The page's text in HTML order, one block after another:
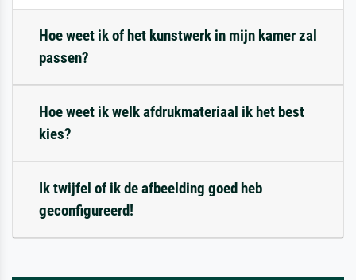
Hoe weet ik of het kunstwerk in mijn kamer zal
passen?
Hoe weet ik welk afdrukmateriaal ik het best
kies?
Ik twijfel of ik de afbeelding goed heb
geconfigureerd!